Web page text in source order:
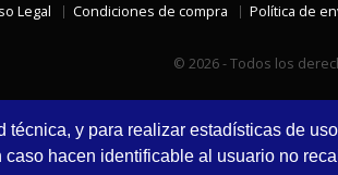
y para realizar estadísticas de
hacen identificable al usuario no
Legal Condiciones de compra Política de
© 2026 - Todos los